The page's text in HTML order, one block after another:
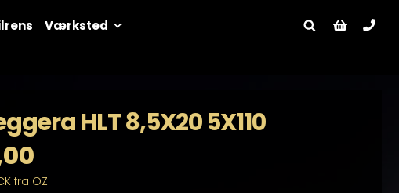
Værksted
HLT 8,5X20 5X110
fra OZ